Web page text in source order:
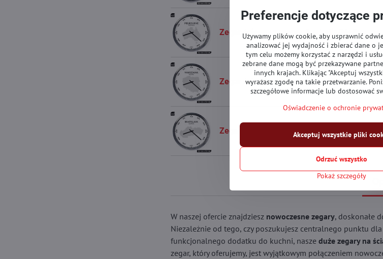
W naszej ofercie znajdziesz nowoczesne zegary, doskonałe
Niezależnie od tego, czy poszukujesz centralnego punktu
funkcjonalnego dodatku do kuchni, naszeduże zegary na
zegar, który oferujemy, jest wyjątkowym połączeniem
Zegar ścienny z mapa: Australia/Melbourne
Zegar ścienny z mapą: Poland/Warszawa
Zegar ścienny z mapą: Slovakia/Bratislava
Preferencje dotyczące
Używamy plików cookie, aby usprawnić
analizować jej wydajność i zbierać dane o
tym celu możemy korzystać z narzędzi i
zebrane dane mogą być przekazywane
innych krajach. Klikając "Akceptuj
wyrażasz zgodę na takie przetwarzanie.
szczegółowe informacje lub dostosować
Oświadczenie o ochronie
Pokaż szczegóły
Akceptuj wszystkie pliki
Odrzuć wszystko